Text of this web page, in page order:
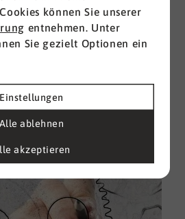
können Sie unserer
entnehmen. Unter
Sie gezielt Optionen ein
Einstellungen
Alle ablehnen
akzeptieren